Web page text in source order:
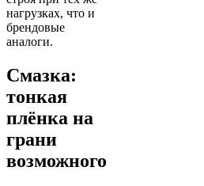
нагрузках, что и
брендовые
аналоги.
Смазка:
тонкая
плёнка на
грани
возможного